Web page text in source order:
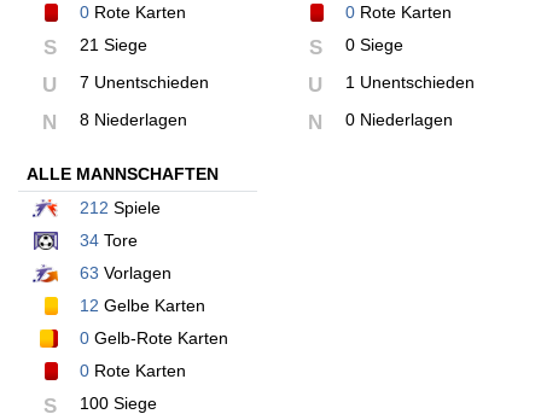
0 Rote Karten
S 21 Siege
U 7 Unentschieden
N 8 Niederlagen
0Rote Karten
S 0 Siege
U 1 Unentschieden
N 0 Niederlagen
ALLE MANNSCHAFTEN
212 Spiele
34 Tore
63 Vorlagen
12 Gelbe Karten
0 Gelb-Rote Karten
0 Rote Karten
S 100 Siege